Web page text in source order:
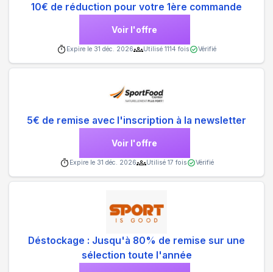
10€ de réduction pour votre 1ère commande
Voir l'offre
Expire le 31 déc. 2026 Utilisé 1114 fois Vérifié
5€ de remise avec l'inscription à la newsletter
Voir l'offre
Expire le 31 déc. 2026 Utilisé 17 fois Vérifié
Déstockage : Jusqu'à 80% de remise sur une
sélection toute l'année